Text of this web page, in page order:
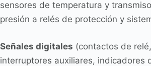
sensores de temperatura y
presión a relés de protección y
Señales digitales (contactos de relé,
interruptores auxiliares, indicadores